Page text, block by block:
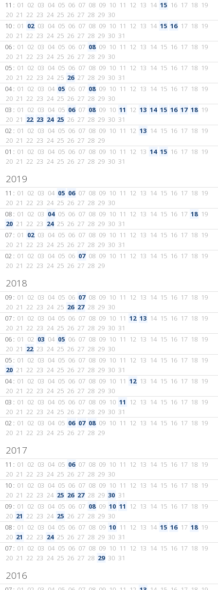
11 : 01 02 03 04 05 06 07 08 09 10 11 12 13 14 15 16 17 18 19
20 21 22 23 24 25 26 27 28 29 30
10 : 01 02 03 04 05 06 07 08 09 10 11 12 13 14 15 16 17 18 19
20 21 22 23 24 25 26 27 28 29 30 31
06 : 01 02 03 04 05 06 07 08 09 10 11 12 13 14 15 16 17 18 19
20 21 22 23 24 25 26 27 28 29 30
05 : 01 02 03 04 05 06 07 08 09 10 11 12 13 14 15 16 17 18 19
20 21 22 23 24 25 26 27 28 29 30 31
04 : 01 02 03 04 05 06 07 08 09 10 11 12 13 14 15 16 17 18 19
20 21 22 23 24 25 26 27 28 29 30
03 : 01 02 03 04 05 06 07 08 09 10 11 12 13 14 15 16 17 18 19
20 21 22 23 24 25 26 27 28 29 30 31
02 : 01 02 03 04 05 06 07 08 09 10 11 12 13 14 15 16 17 18 19
20 21 22 23 24 25 26 27 28 29
01 : 01 02 03 04 05 06 07 08 09 10 11 12 13 14 15 16 17 18 19
20 21 22 23 24 25 26 27 28 29 30 31
2019
11 : 01 02 03 04 05 06 07 08 09 10 11 12 13 14 15 16 17 18 19
20 21 22 23 24 25 26 27 28 29 30
08 : 01 02 03 04 05 06 07 08 09 10 11 12 13 14 15 16 17 18 19
20 21 22 23 24 25 26 27 28 29 30 31
07 : 01 02 03 04 05 06 07 08 09 10 11 12 13 14 15 16 17 18 19
20 21 22 23 24 25 26 27 28 29 30 31
02 : 01 02 03 04 05 06 07 08 09 10 11 12 13 14 15 16 17 18 19
20 21 22 23 24 25 26 27 28 29
2018
09 : 01 02 03 04 05 06 07 08 09 10 11 12 13 14 15 16 17 18 19
20 21 22 23 24 25 26 27 28 29 30
07 : 01 02 03 04 05 06 07 08 09 10 11 12 13 14 15 16 17 18 19
20 21 22 23 24 25 26 27 28 29 30 31
06 : 01 02 03 04 05 06 07 08 09 10 11 12 13 14 15 16 17 18 19
20 21 22 23 24 25 26 27 28 29 30
05 : 01 02 03 04 05 06 07 08 09 10 11 12 13 14 15 16 17 18 19
20 21 22 23 24 25 26 27 28 29 30 31
04 : 01 02 03 04 05 06 07 08 09 10 11 12 13 14 15 16 17 18 19
20 21 22 23 24 25 26 27 28 29 30
03 : 01 02 03 04 05 06 07 08 09 10 11 12 13 14 15 16 17 18 19
20 21 22 23 24 25 26 27 28 29 30 31
02 : 01 02 03 04 05 06 07 08 09 10 11 12 13 14 15 16 17 18 19
20 21 22 23 24 25 26 27 28 29
2017
11 : 01 02 03 04 05 06 07 08 09 10 11 12 13 14 15 16 17 18 19
20 21 22 23 24 25 26 27 28 29 30
10 : 01 02 03 04 05 06 07 08 09 10 11 12 13 14 15 16 17 18 19
20 21 22 23 24 25 26 27 28 29 30 31
09 : 01 02 03 04 05 06 07 08 09 10 11 12 13 14 15 16 17 18 19
20 21 22 23 24 25 26 27 28 29 30
08 : 01 02 03 04 05 06 07 08 09 10 11 12 13 14 15 16 17 18 19
20 21 22 23 24 25 26 27 28 29 30 31
07 : 01 02 03 04 05 06 07 08 09 10 11 12 13 14 15 16 17 18 19
20 21 22 23 24 25 26 27 28 29 30 31
2016